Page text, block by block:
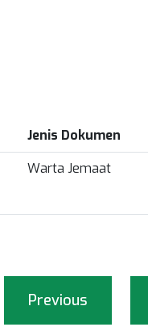
Jenis Dokumen
Warta Jemaat
Previous